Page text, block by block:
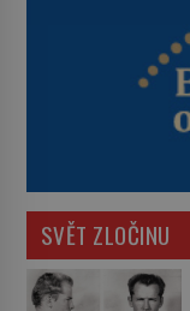
SVĚT ZLOČINU